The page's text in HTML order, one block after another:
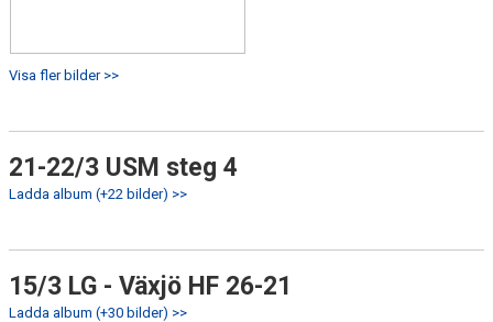
Visa fler bilder >>
21-22/3 USM steg 4
Ladda album (+22 bilder) >>
15/3 LG - Växjö HF 26-21
Ladda album (+30 bilder) >>